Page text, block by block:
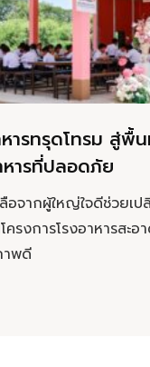
หารทรุดโทรม สู่พื้
หารที่ปลอดภัย
อจากผู้ใหญ่ใจดีช่วยเ
ครงการโรงอาหารสะอ
าพดี